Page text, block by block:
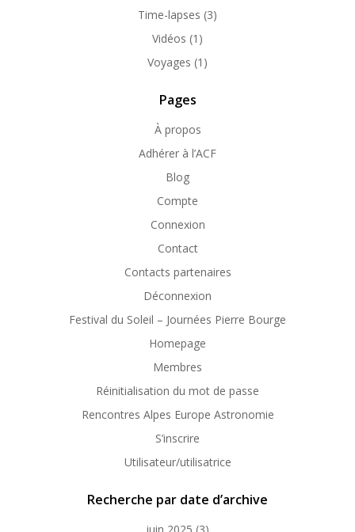
Time-lapses (3)
Vidéos (1)
Voyages (1)
Pages
À propos
Adhérer à l’ACF
Blog
Compte
Connexion
Contact
Contacts partenaires
Déconnexion
Festival du Soleil – Journées Pierre Bourge
Homepage
Membres
Réinitialisation du mot de passe
Rencontres Alpes Europe Astronomie
S’inscrire
Utilisateur/utilisatrice
Recherche par date d’archive